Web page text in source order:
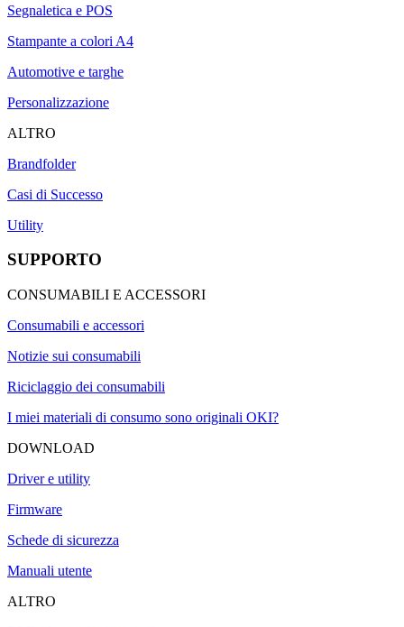
Segnaletica e POS
Stampante a colori A4
Automotive e targhe
Personalizzazione
ALTRO
Brandfolder
Casi di Successo
Utility
SUPPORTO
CONSUMABILI E ACCESSORI
Consumabili e accessori
Notizie sui consumabili
Riciclaggio dei consumabili
I miei materiali di consumo sono originali OKI?
DOWNLOAD
Driver e utility
Firmware
Schede di sicurezza
Manuali utente
ALTRO